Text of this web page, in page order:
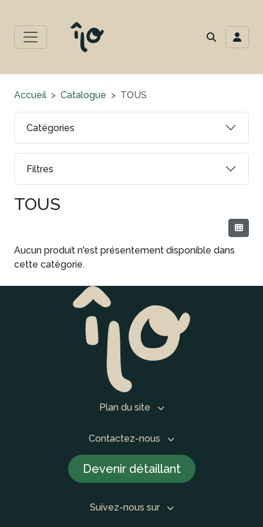
Catégories
Filtres
Accueil Catalogue TOUS
TOUS
Aucun produit n'est présentement disponible dans
cette catégorie.
Plan du site
Contactez-nous
Devenir détaillant
Suivez-nous sur